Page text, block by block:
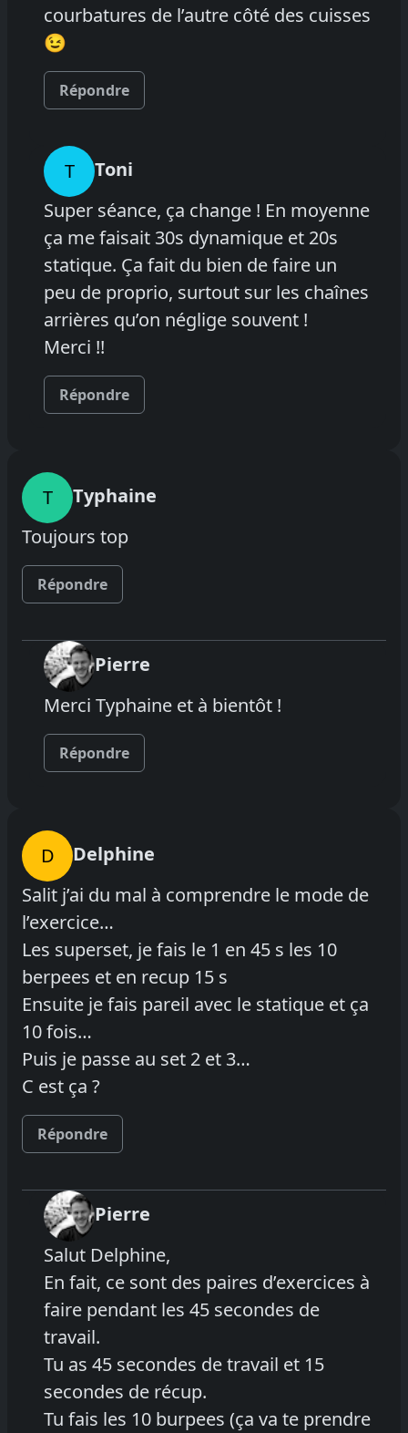
courbatures de l’autre côté des cuisses
😉
Répondre
T
Toni
Super séance, ça change ! En moyenne
ça me faisait 30s dynamique et 20s
statique. Ça fait du bien de faire un
peu de proprio, surtout sur les chaînes
arrières qu’on néglige souvent !
Merci !!
Répondre
T
Typhaine
Toujours top
Répondre
Pierre
Merci Typhaine et à bientôt !
Répondre
D
Delphine
Salit j’ai du mal à comprendre le mode de
l’exercice…
Les superset, je fais le 1 en 45 s les 10
berpees et en recup 15 s
Ensuite je fais pareil avec le statique et ça
10 fois…
Puis je passe au set 2 et 3…
C est ça ?
Répondre
Pierre
Salut Delphine,
En fait, ce sont des paires d’exercices à
faire pendant les 45 secondes de
travail.
Tu as 45 secondes de travail et 15
secondes de récup.
Tu fais les 10 burpees (ça va te prendre